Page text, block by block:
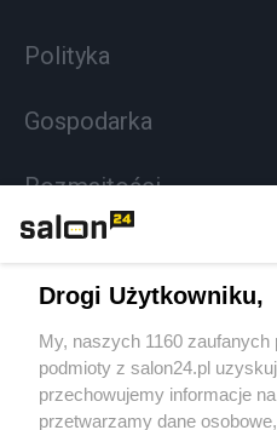
Polityka
Gospodarka
Rozmaitości
Sport
Społeczeństwo
Drogi Użytkowniku,
My, naszych 1160 zaufanych
podmioty z salon24.pl
przechowujemy informacje
przetwarzamy dane